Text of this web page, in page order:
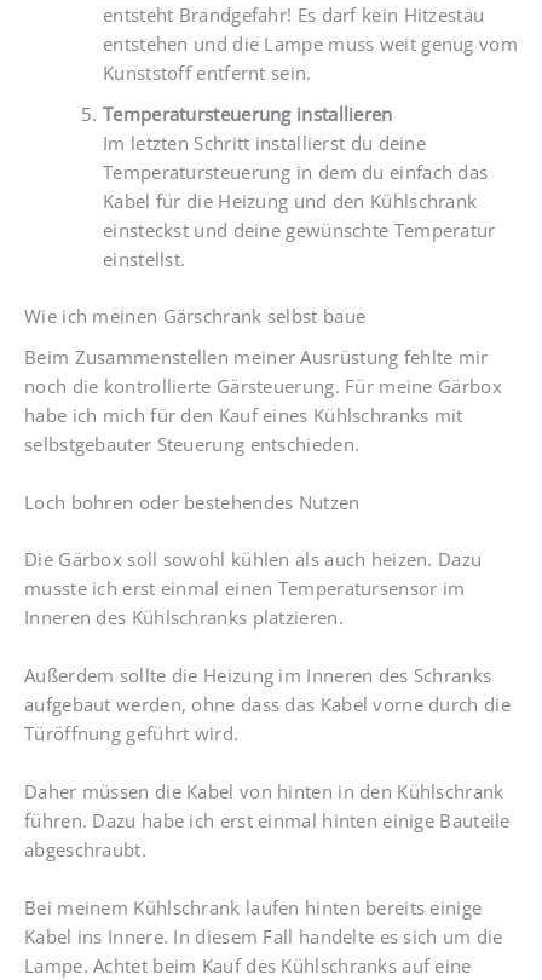
entsteht Brandgefahr! Es darf kein Hitzestau
entstehen und die Lampe muss weit genug vom
Kunststoff entfernt sein.
Temperatursteuerung installieren
Im letzten Schritt installierst du deine
Temperatursteuerung in dem du einfach das
Kabel für die Heizung und den Kühlschrank
einsteckst und deine gewünschte Temperatur
einstellst.
Wie ich meinen Gärschrank selbst baue
Beim Zusammenstellen meiner Ausrüstung fehlte mir
noch die kontrollierte Gärsteuerung. Für meine Gärbox
habe ich mich für den Kauf eines Kühlschranks mit
selbstgebauter Steuerung entschieden.
Loch bohren oder bestehendes Nutzen
Die Gärbox soll sowohl kühlen als auch heizen. Dazu
musste ich erst einmal einen Temperatursensor im
Inneren des Kühlschranks platzieren.
Außerdem sollte die Heizung im Inneren des Schranks
aufgebaut werden, ohne dass das Kabel vorne durch die
Türöffnung geführt wird.
Daher müssen die Kabel von hinten in den Kühlschrank
führen. Dazu habe ich erst einmal hinten einige Bauteile
abgeschraubt.
Bei meinem Kühlschrank laufen hinten bereits einige
Kabel ins Innere. In diesem Fall handelte es sich um die
Lampe. Achtet beim Kauf des Kühlschranks auf eine